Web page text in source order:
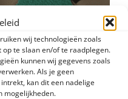
wij technologieën zoals
te slaan en/of te raadplegen.
kunnen wij gegevens zoals
Als je geen
kan dit een nadelige
mogelijkheden.